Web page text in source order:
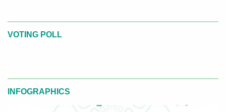
VOTING POLL
INFOGRAPHICS